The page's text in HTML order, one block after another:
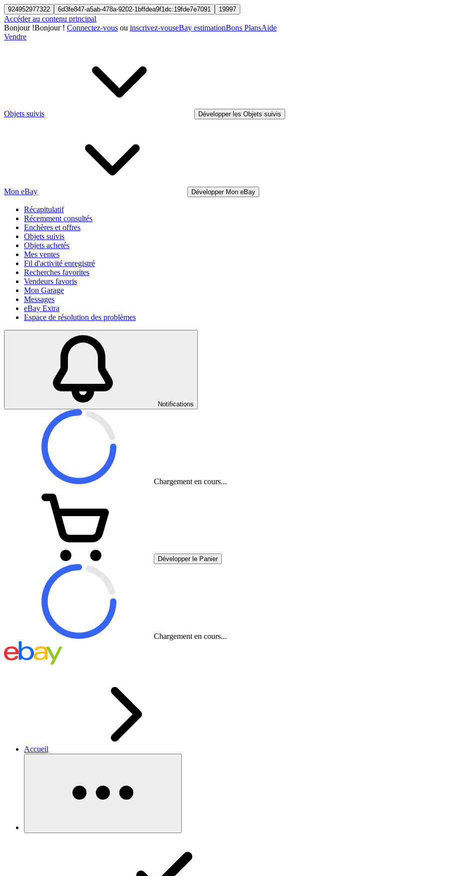
924952977322 6d3fe847-a5ab-478a-9202-1bffdea9f1dc:19fde7e7091 19997
Accéder au contenu principal
Bonjour !Bonjour ! Connectez-vous ou inscrivez-vouseBay estimationBons PlansAide
Vendre
Objets suivis Développer les Objets suivis
Mon eBay Développer Mon eBay
Récapitulatif
Récemment consultés
Enchères et offres
Objets suivis
Objets achetés
Mes ventes
Fil d'activité enregistré
Recherches favorites
Vendeurs favoris
Mon Garage
Messages
eBay Extra
Espace de résolution des problèmes
Notifications
Chargement en cours...
Développer le Panier
Chargement en cours...
Accueil